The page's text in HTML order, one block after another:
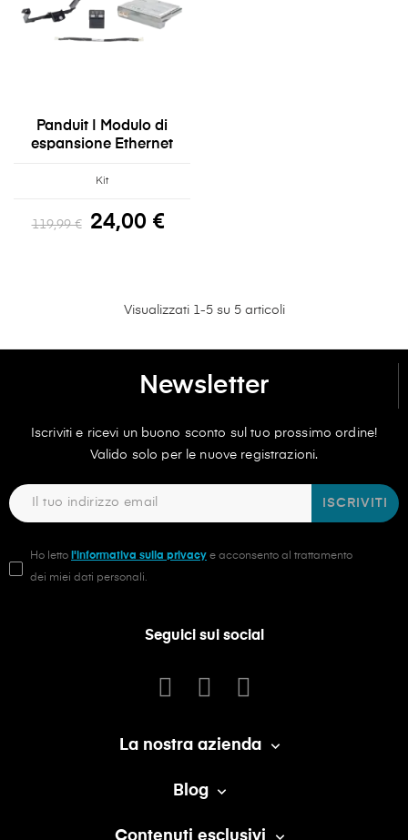
Panduit | Modulo di
espansione Ethernet
Kit
119,99 € 24,00 €
Visualizzati 1-5 su 5 articoli
Newsletter
Iscriviti e ricevi un buono sconto sul tuo prossimo ordine!
Valido solo per le nuove registrazioni.
ISCRIVITI
Ho letto l'informativa sulla privacy e acconsento al trattamento
dei miei dati personali.
Seguici sui social
La nostra azienda 
Blog 
Contenuti esclusivi